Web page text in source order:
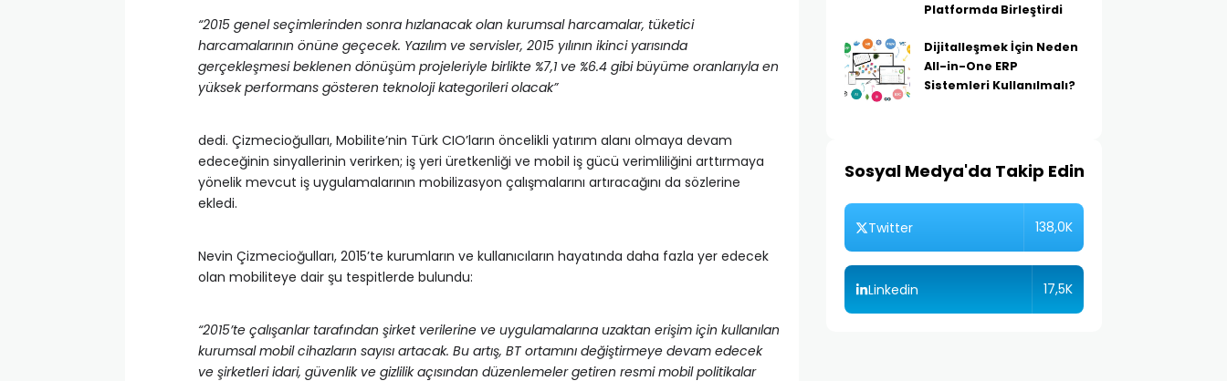
“2015 genel seçimlerinden sonra hızlanacak olan kurumsal harcamalar, tüketici
harcamalarının önüne geçecek. Yazılım ve servisler, 2015 yılının ikinci yarısında
gerçekleşmesi beklenen dönüşüm projeleriyle birlikte %7,1 ve %6.4 gibi büyüme oranlarıyla en
yüksek performans gösteren teknoloji kategorileri olacak”
dedi. Çizmecioğulları, Mobilite’nin Türk CIO’ların öncelikli yatırım alanı olmaya devam
edeceğinin sinyallerinin verirken; iş yeri üretkenliği ve mobil iş gücü verimliliğini arttırmaya
yönelik mevcut iş uygulamalarının mobilizasyon çalışmalarını artıracağını da sözlerine
ekledi.
Nevin Çizmecioğulları, 2015’te kurumların ve kullanıcıların hayatında daha fazla yer edecek
olan mobiliteye dair şu tespitlerde bulundu:
“2015’te çalışanlar tarafından şirket verilerine ve uygulamalarına uzaktan erişim için kullanılan
kurumsal mobil cihazların sayısı artacak. Bu artış, BT ortamını değiştirmeye devam edecek
ve şirketleri idari, güvenlik ve gizlilik açısından düzenlemeler getiren resmi mobil politikalar
Platformda Birleştirdi
Dijitalleşmek İçin Neden
All-in-One ERP
Sistemleri Kullanılmalı?
Sosyal Medya'da Takip Edin
Twitter 138,0K
Linkedin 17,5K